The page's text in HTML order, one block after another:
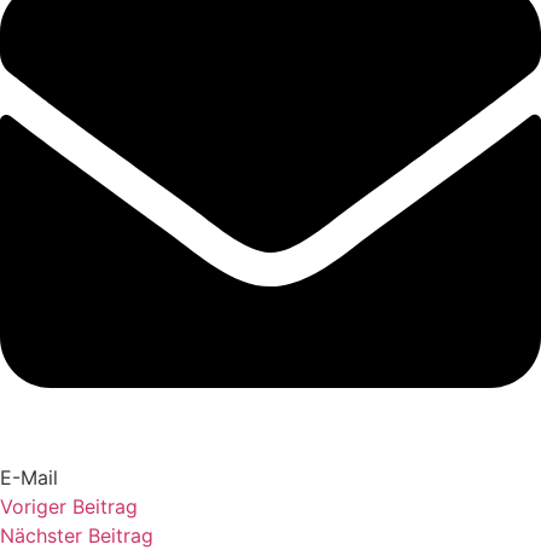
E-Mail
Voriger Beitrag
Nächster Beitrag